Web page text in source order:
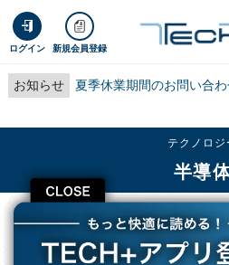
ログイン 新規会員登録
お知らせ 夏季休業期間のお問い合
CLOSE
テクノロジ
半導
TECH+ テクノロジー
半導体
三菱電機、広画角化を実現した赤外線セン